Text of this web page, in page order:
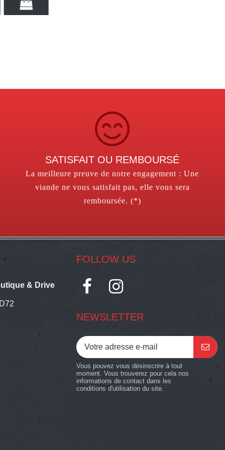
SATISFAIT OU REMBOURSÉ
La meilleure preuve de notre engagement : Une
viande ne vous satisfait pas, elle vous sera
remboursée. (*)
& Drive
FOLLOW US
NEWSLETTER
Vous pouvez vous désinscrire à tout
moment. Vous trouverez pour cela nos
informations de contact dans les
conditions d'utilisation du site.